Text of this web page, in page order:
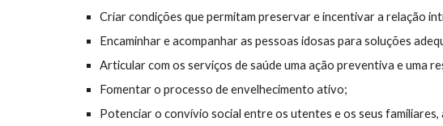
Criar condições que permitam preservar e incentivar a relação
Encaminhar e acompanhar as pessoas idosas para soluções
Articular com os serviços de saúde uma ação preventiva e uma
Fomentar o processo de envelhecimento ativo;
Potenciar o convívio social entre os utentes e os seus familiares,